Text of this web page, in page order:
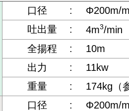
口径 :
Φ200m/
吐出量
: 4m3/min
全揚程
:
10m
出力
:
11kw
重量
: 174kg（
口径 :
Φ200m/m